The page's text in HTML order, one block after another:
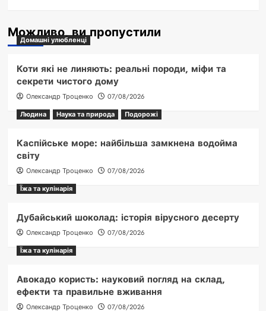
Можливо, ви пропустили
Домашні улюбленці
Коти які не линяють: реальні породи, міфи та
секрети чистого дому
Олександр Троценко
07/08/2026
Людина
Наука та природа Подорожі
Каспійське море: найбільша замкнена водойма
світу
Олександр Троценко
07/08/2026
Їжа та кулінарія
Дубайський шоколад: історія вірусного десерту
Олександр Троценко
07/08/2026
Їжа та кулінарія
Авокадо користь: науковий погляд на склад,
ефекти та правильне вживання
Олександр Троценко 07/08/2026